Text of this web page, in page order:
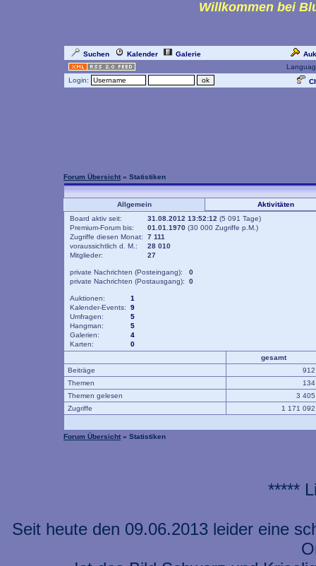
Willkommen bei
Suchen Kalender Galerie
Login:
Forum Übersicht » Statistiken
Allgemein
Aktivitäten
Board aktiv seit:
31.08.2012 13:52:12 (5 091 Tage)
Premium-Forum bis:
01.01.1970 (30 000 Zugriffe p.M.)
Zugriffe diesen Monat:
7 111
voraussichtlich d. M.:
28 010
Mitglieder:
27
private Nachrichten (Posteingang):
0
private Nachrichten (Postausgang):
0
Auktionen:
1
Kalender-Events:
9
Umfragen:
5
Hangman:
5
Galerien:
4
Karten:
0
gesamt
Beiträge
Themen
Themen gelesen
3
Zugriffe
1 171
Forum Übersicht » Statistiken
*****
Seit heute den 09.06.2013 leider eine